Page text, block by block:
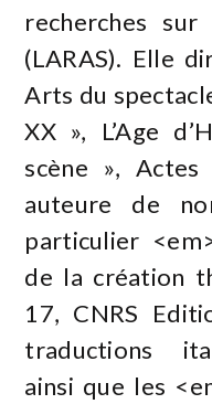
recherches
(LARAS). Elle
Arts du
XX », L’Age
scène », Actes
auteure de
particulier
de la création
17, CNRS
traductions
ainsi que les